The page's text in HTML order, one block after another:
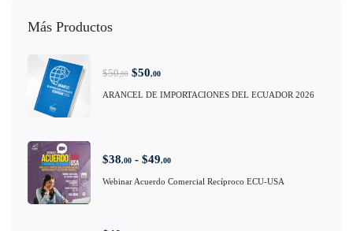
Más Productos
$50,00 $50,00
ARANCEL DE IMPORTACIONES DEL ECUADOR 2026
$38,00 - $49,00
Webinar Acuerdo Comercial Recíproco ECU-USA